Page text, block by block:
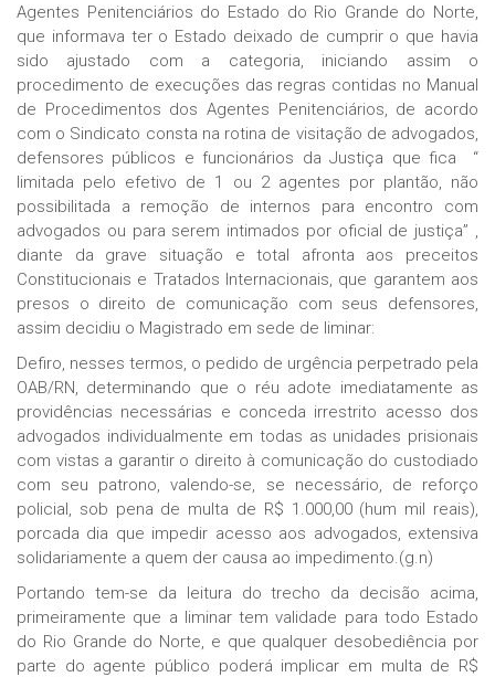
Agentes Penitenciários do Estado do Rio Grande do Norte,
que informava ter o Estado deixado de cumprir o que havia
sido ajustado com a categoria, iniciando assim o
procedimento de execuções das regras contidas no Manual
de Procedimentos dos Agentes Penitenciários, de acordo
com o Sindicato consta na rotina de visitação de advogados,
defensores públicos e funcionários da Justiça que fica “
limitada pelo efetivo de 1 ou 2 agentes por plantão, não
possibilitada a remoção de internos para encontro com
advogados ou para serem intimados por oficial de justiça” ,
diante da grave situação e total afronta aos preceitos
Constitucionais e Tratados Internacionais, que garantem aos
presos o direito de comunicação com seus defensores,
assim decidiu o Magistrado em sede de liminar:
Defiro, nesses termos, o pedido de urgência perpetrado pela
OAB/RN, determinando que o réu adote imediatamente as
providências necessárias e conceda irrestrito acesso dos
advogados individualmente em todas as unidades prisionais
com vistas a garantir o direito à comunicação do custodiado
com seu patrono, valendo-se, se necessário, de reforço
policial, sob pena de multa de R$ 1.000,00 (hum mil reais),
porcada dia que impedir acesso aos advogados, extensiva
solidariamente a quem der causa ao impedimento.(g.n)
Portando tem-se da leitura do trecho da decisão acima,
primeiramente que a liminar tem validade para todo Estado
do Rio Grande do Norte, e que qualquer desobediência por
parte do agente público poderá implicar em multa de R$